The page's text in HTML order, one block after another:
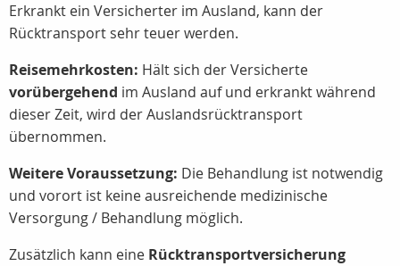
Erkrankt ein Versicherter im Ausland, kann der
Rücktransport sehr teuer werden.
Reisemehrkosten: Hält sich der Versicherte
vorübergehend im Ausland auf und erkrankt während
dieser Zeit, wird der Auslandsrücktransport
übernommen.
Weitere Voraussetzung: Die Behandlung ist notwendig
und vorort ist keine ausreichende medizinische
Versorgung / Behandlung möglich.
Zusätzlich kann eine Rücktransportversicherung